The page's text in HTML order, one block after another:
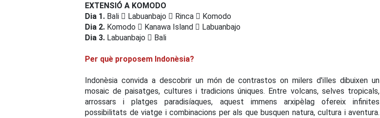
EXTENSIÓ A KOMODO
Dia 1. Bali Labuanbajo Rinca
Komodo
Dia 2. Komodo Kanawa Island
Labuanbajo
Dia 3. Labuanbajo Bali
Per què proposem Indonèsia?
Indonèsia convida a descobrir un món de contrastos on milers d'illes dibuixen un
mosaic de paisatges, cultures i tradicions úniques. Entre volcans, selves tropicals,
arrossars i platges paradisíaques, aquest immens arxipèlag ofereix infinites
possibilitats de viatge i combinacions per als que busquen natura, cultura i aventura.